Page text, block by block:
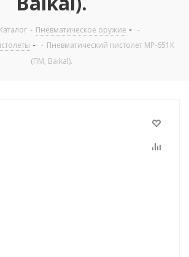
Каталог - Пневматическое оружие
-
- Пневматический пистолет МР-651К
(ПМ, Baikal).